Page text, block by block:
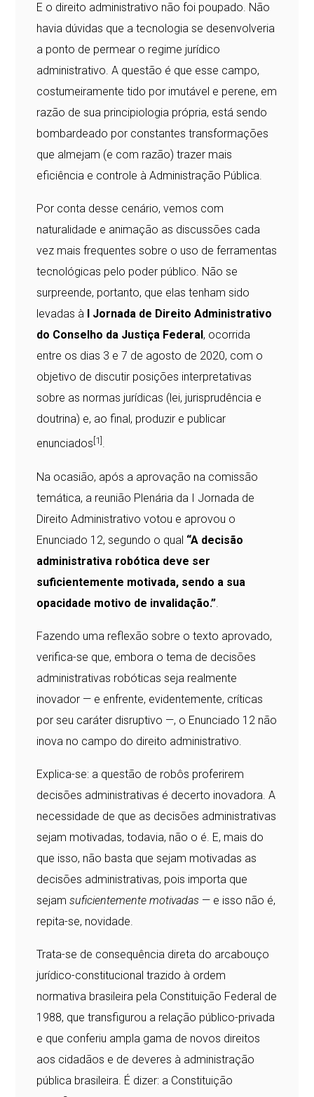
E o direito administrativo não foi poupado. Não
havia dúvidas que a tecnologia se desenvolveria
a ponto de permear o regime jurídico
administrativo. A questão é que esse campo,
costumeiramente tido por imutável e perene, em
razão de sua principiologia própria, está sendo
bombardeado por constantes transformações
que almejam (e com razão) trazer mais
eficiência e controle à Administração Pública.
Por conta desse cenário, vemos com
naturalidade e animação as discussões cada
vez mais frequentes sobre o uso de ferramentas
tecnológicas pelo poder público. Não se
surpreende, portanto, que elas tenham sido
levadas à
I Jornada de Direito Administrativo
do Conselho da Justiça Federal , ocorrida
entre os dias 3 e 7 de agosto de 2020, com o
objetivo de discutir posições interpretativas
sobre as normas jurídicas (lei, jurisprudência e
doutrina) e, ao final, produzir e publicar
enunciados [1] .
Na ocasião, após a aprovação na comissão
temática, a reunião Plenária da I Jornada de
Direito Administrativo votou e aprovou o
Enunciado 12, segundo o qual “A decisão
administrativa robótica deve ser
suficientemente motivada, sendo a sua
opacidade motivo de invalidação.”
Fazendo uma reflexão sobre o texto aprovado,
verifica-se que, embora o tema de decisões
administrativas robóticas seja realmente
inovador — e enfrente, evidentemente, críticas
por seu caráter disruptivo —, o Enunciado 12 não
inova no campo do direito administrativo.
Explica-se: a questão de robôs proferirem
decisões administrativas é decerto inovadora. A
necessidade de que as decisões administrativas
sejam motivadas, todavia, não o é. E, mais do
que isso, não basta que sejam motivadas as
decisões administrativas, pois importa que
sejamsuficientemente motivadas — e isso não é,
repita-se, novidade.
Trata-se de consequência direta do arcabouço
jurídico-constitucional trazido à ordem
normativa brasileira pela Constituição Federal de
1988, que transfigurou a relação público-privada
e que conferiu ampla gama de novos direitos
aos cidadãos e de deveres à administração
pública brasileira. É dizer: a Constituição